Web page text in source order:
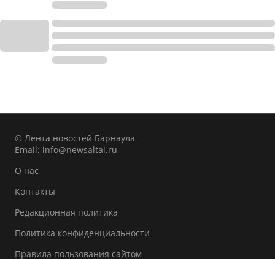
© Лента новостей Барнаула
Email: info@newsaltai.ru
О нас
Контакты
Редакционная политика
Политика конфиденциальности
Правила пользования сайтом